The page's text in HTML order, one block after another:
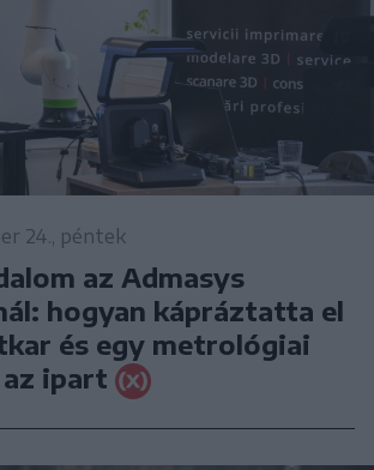
24., péntek
az Admasys
hogyan kápráztatta el
és egy metrológiai
az ipart